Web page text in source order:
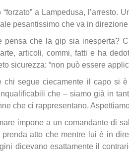
“forzato” a Lampedusa,
pesantissimo che va in
pensa che la gip sia inesperta?
articoli, commi, fatti e ha
sicurezza: “non può essere
chi segue ciecamente il capo si
che – siamo già in
che ci rappresentano.
impone a un comandante di
atto che mentre lui è in
dicevano esattamente il